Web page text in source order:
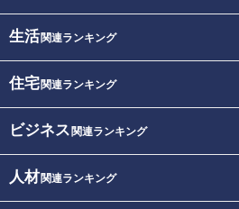
生活関連ランキング
住宅関連ランキング
ビジネス 関連ランキング
人材関連ランキング